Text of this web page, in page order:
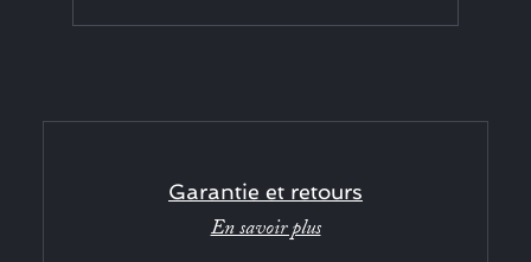
Garantie et retours
En savoir plus